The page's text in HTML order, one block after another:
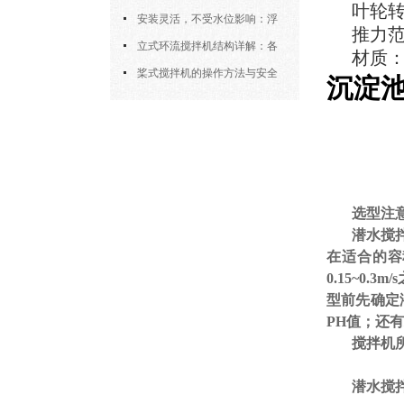
污机的土建配合要求与水平度校准
安装灵活，不受水位影响：浮
筒式曝气机的结构优势与适用场景
立式环流搅拌机结构详解：各
部件的功能与协同
桨式搅拌机的操作方法与安全
叶轮
推力
材质
沉淀
选型注
潜水搅
在适合的
0.15~0.3m/s
型前先确定
PH值；还
搅拌机
潜水搅